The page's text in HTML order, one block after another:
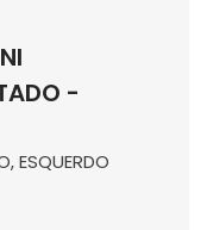
-
ESQUERDO